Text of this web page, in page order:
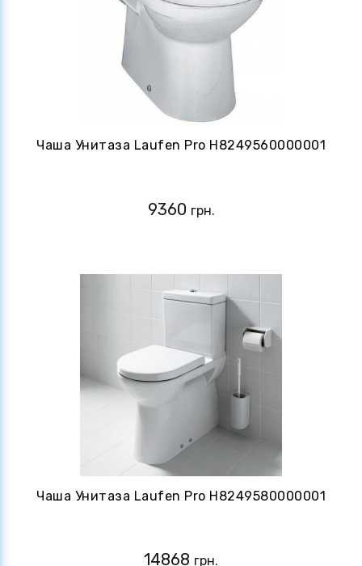
Чаша Унитаза Laufen Pro H8249560000001
9360 грн.
Чаша Унитаза Laufen Pro H8249580000001
14868 грн.